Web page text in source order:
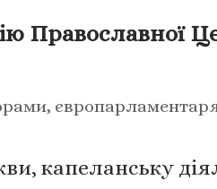
Православної
капеланську